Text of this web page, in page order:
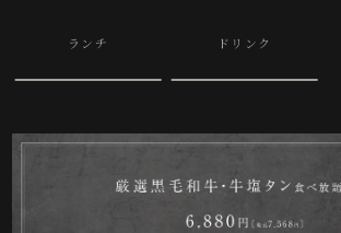
ランチ ドリンク